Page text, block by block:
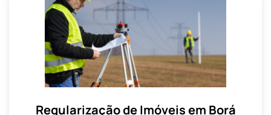
Regularização de Imóveis em Borá